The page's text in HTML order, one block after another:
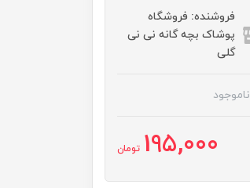
فروشنده: فروشگاه
پوشاک بچه گانه نی نی
گلی
ناموجود
195,000 تومان